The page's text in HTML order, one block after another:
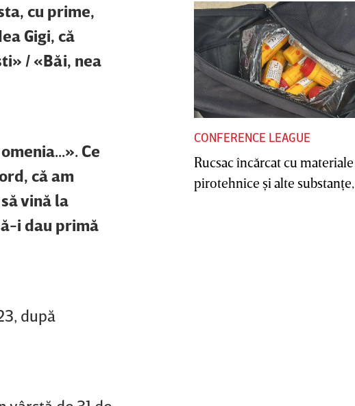
cu prime,
Gigi, că
/ «Băi, nea
Ce
că am
vină la
i dau primă
după
CONFERENCE LEAGUE
Rucsac încărcat cu materiale
pirotehnice şi alte substanţe,